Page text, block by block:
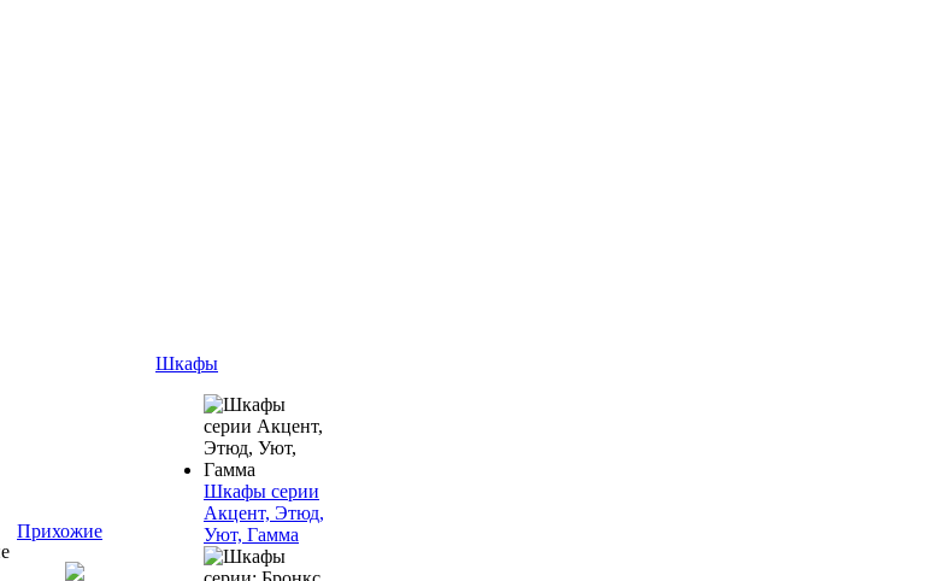
Прихожие
Шкафы
Шкафы серии
Акцент, Этюд,
Уют, Гамма